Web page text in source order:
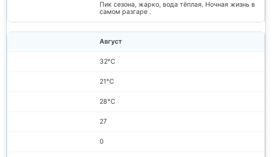
Пик сезона, жарко, вода тёплая. Ночная жизнь в
самом разгаре .
Август
32°C
21°C
28°C
27
0